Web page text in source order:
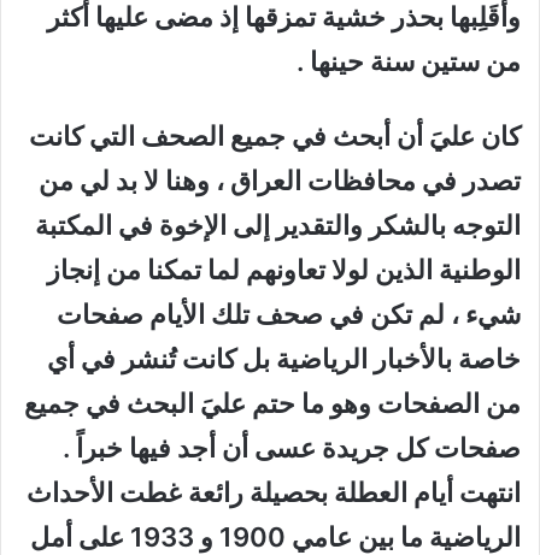
وأقَلِبها بحذر خشية تمزقها إذ مضى عليها أكثر
من ستين سنة حينها .
كان عليَ أن أبحث في جميع الصحف التي كانت
تصدر في محافظات العراق ، وهنا لا بد لي من
التوجه بالشكر والتقدير إلى الإخوة في المكتبة
الوطنية الذين لولا تعاونهم لما تمكنا من إنجاز
شيء ، لم تكن في صحف تلك الأيام صفحات
خاصة بالأخبار الرياضية بل كانت تُنشر في أي
من الصفحات وهو ما حتم عليَ البحث في جميع
صفحات كل جريدة عسى أن أجد فيها خبراً .
انتهت أيام العطلة بحصيلة رائعة غطت الأحداث
الرياضية ما بين عامي 1900 و 1933 على أمل